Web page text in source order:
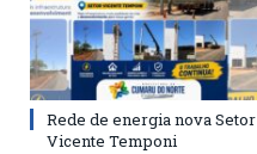
Rede de energia nova Setor
Vicente Temponi